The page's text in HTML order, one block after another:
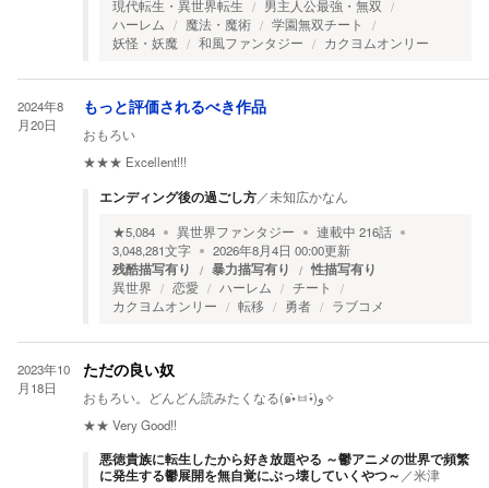
現代転生・異世界転生
男主人公最強・無双
ハーレム
魔法・魔術
学園無双チート
妖怪・妖魔
和風ファンタジー カクヨムオンリー
2024年8
月20日
もっと評価されるべき作品
おもろい
★★★ Excellent!!!
エンディング後の過ごし方／未知広かなん
★5,084 異世界ファンタジー 連載中 216話
3,048,281文字 2026年8月4日 00:00更新
残酷描写有り 暴力描写有り 性描写有り
異世界 恋愛 ハーレム
チート
カクヨムオンリー
転移 勇者 ラブコメ
2023年10
月18日
ただの良い奴
おもろい。どんどん読みたくなる(๑•̀ㅂ•́)و✧
★★ Very Good!!
悪徳貴族に転生したから好き放題やる ～鬱アニメの世界で頻繁
に発生する鬱展開を無自覚にぶっ壊していくやつ～ ／米津